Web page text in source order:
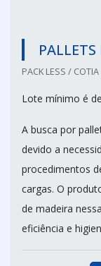
PACK LESS / COTIA
Lote mínimo é
A busca por
devido a
procedimentos
cargas. O
de madeira
eficiência e